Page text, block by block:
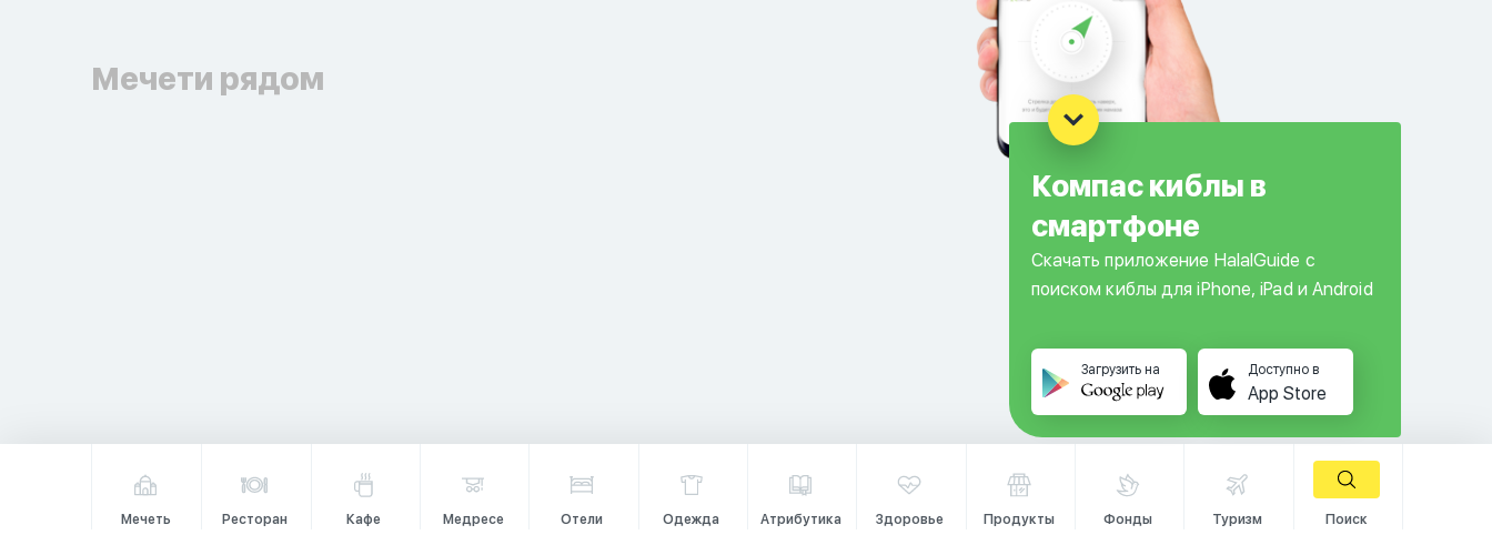
Компас киблы в
смартфоне
Скачать приложение HalalGuide с
поиском киблы для iPhone, iPad и Android
Загрузить на Доступно в
App Store
Мечети рядом
Мечеть Ресторан Кафе Медресе Отели Одежда Атрибутика Здоровье Продукты Фонды Туризм Поиск